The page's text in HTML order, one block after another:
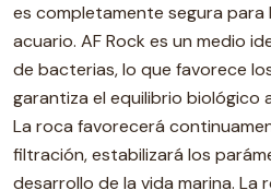
es completamente segura
acuario. AF Rock es un medio
de bacterias, lo que favorece
garantiza el equilibrio biológico
La roca favorecerá
filtración, estabilizará los
desarrollo de la vida marina. La